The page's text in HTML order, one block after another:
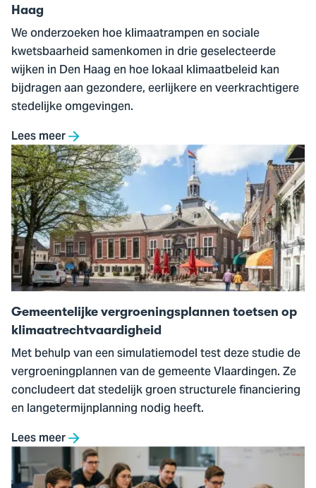
Haag
We onderzoeken hoe klimaatrampen en sociale
kwetsbaarheid samenkomen in drie geselecteerde
wijken in Den Haag en hoe lokaal klimaatbeleid kan
bijdragen aan gezondere, eerlijkere en veerkrachtigere
stedelijke omgevingen.
Lees meer
Ga
naar
Gemeentelijke
vergroeningsplannen
toetsen
op
klimaatrechtvaardigheid
Gemeentelijke vergroeningsplannen toetsen op
klimaatrechtvaardigheid
Met behulp van een simulatiemodel test deze studie de
vergroeningplannen van de gemeente Vlaardingen. Ze
concludeert dat stedelijk groen structurele financiering
en langetermijnplanning nodig heeft.
Lees meer
Ga
naar